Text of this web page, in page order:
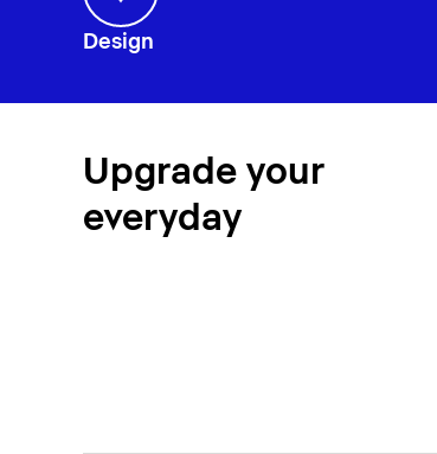
Design
Upgrade your
everyday